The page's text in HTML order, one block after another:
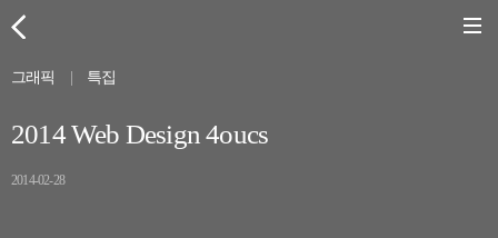
그래픽 특집
2014 Web Design 4oucs
2014-02-28